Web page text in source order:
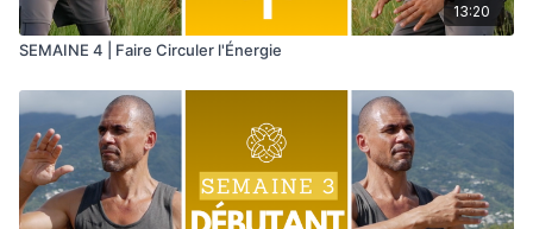
13:20
SEMAINE 4 | Faire Circuler l'Énergie